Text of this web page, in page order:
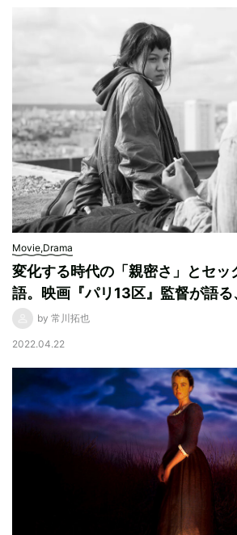
Movie,Drama
変化する時代の「親密さ」とセッ
語。映画『パリ13区』監督が語
by 常川拓也
2022.04.22